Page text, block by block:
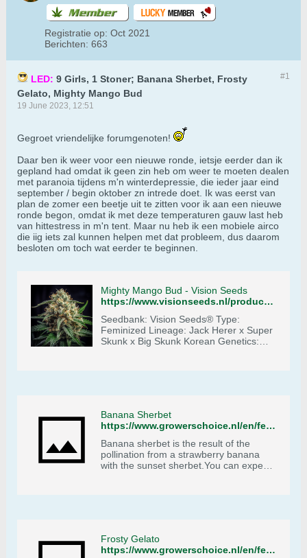
Registratie op: Oct 2021
Berichten: 663
#1
LED: 9 Girls, 1 Stoner; Banana Sherbet, Frosty
Gelato, Mighty Mango Bud
19 June 2023, 12:51
Gegroet vriendelijke forumgenoten!
Daar ben ik weer voor een nieuwe ronde, ietsje eerder dan ik
gepland had omdat ik geen zin heb om weer te moeten dealen
met paranoia tijdens m'n winterdepressie, die ieder jaar eind
september / begin oktober zn intrede doet. Ik was eerst van
plan de zomer een beetje uit te zitten voor ik aan een nieuwe
ronde begon, omdat ik met deze temperaturen gauw last heb
van hittestress in m'n tent. Maar nu heb ik een mobiele airco
die iig iets zal kunnen helpen met dat probleem, dus daarom
besloten om toch wat eerder te beginnen.
Mighty Mango Bud - Vision Seeds
https://www.visionseeds.nl/product/mighty-mango-bud/
Seedbank: Vision Seeds® Type:
Feminized Lineage: Jack Herer x Super
Skunk x Big Skunk Korean Genetics:
Banana Sherbet
https://www.growerschoice.nl/en/feminized-seeds/banana-sherbet.html
Banana sherbet is the result of the
pollination from a strawberry banana
with the sunset sherbet.You can expect
Frosty Gelato
https://www.growerschoice.nl/en/feminized-seeds/frosty-gelato.html